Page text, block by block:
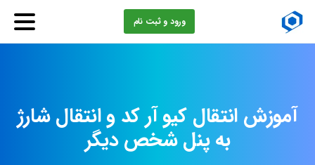
ورود و ثبت نام
آموزش انتقال کیوآرکد وانتقالشارژ
بهپنلشخصدیگر